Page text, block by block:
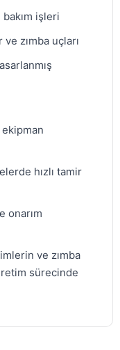
işleri
zımba uçları
hızlı tamir
onarım
ve zımba
sürecinde